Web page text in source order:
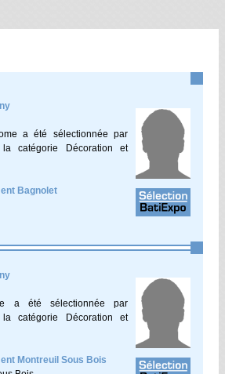
a été sélectionnée par
catégorie Décoration et
Bagnolet
a été sélectionnée par
catégorie Décoration et
Montreuil Sous Bois